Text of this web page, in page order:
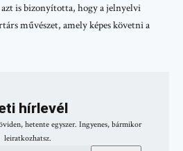
is bizonyította, hogy a jelnyelvi
művészet, amely képes követni a
hírlevél
hetente egyszer. Ingyenes, bármikor
leiratkozhatsz.